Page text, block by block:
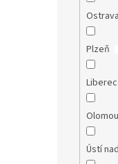
Ostrava
Plzeň
Liberec
Ústí